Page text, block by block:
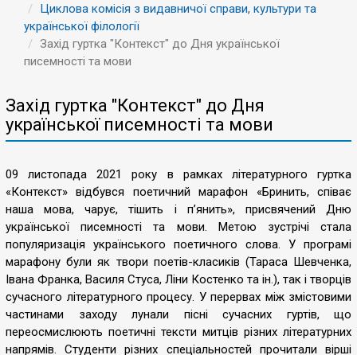
Циклова комісія з видавничої справи, культури та
української філології
Захід гуртка "Контекст" до Дня української
писемності та мови
Захід гуртка "Контекст" до Дня
української писемності та мови
09 листопада 2021 року в рамках літературного гуртка
«Контекст» відбувся поетичний марафон «Бринить, співає
наша мова, чарує, тішить і п’янить», присвячений Дню
української писемності та мови. Метою зустрічі стала
популяризація українського поетичного слова. У програмі
марафону були як твори поетів-класиків (Тараса Шевченка,
Івана Франка, Василя Стуса, Ліни Костенко та ін.), так і творців
сучасного літературного процесу. У перервах між змістовими
частинами заходу лунали пісні сучасних гуртів, що
переосмислюють поетичні тексти митців різних літературних
напрямів. Студенти різних спеціальностей прочитали вірші